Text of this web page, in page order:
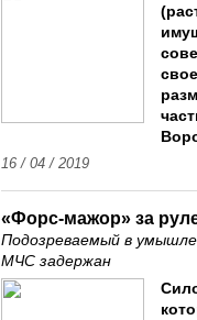
16 / 04 / 2019
«Форс-мажор» за
Подозреваемый в
МЧС задержан